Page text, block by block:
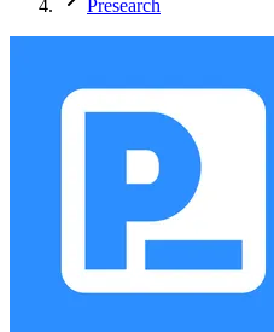
Presearch